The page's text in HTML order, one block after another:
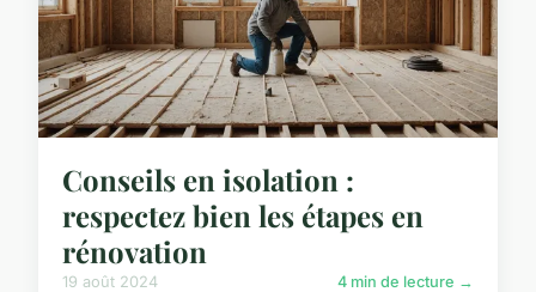
Conseils en isolation :
respectez bien les étapes en
rénovation
19 août 2024 4 min de lecture →